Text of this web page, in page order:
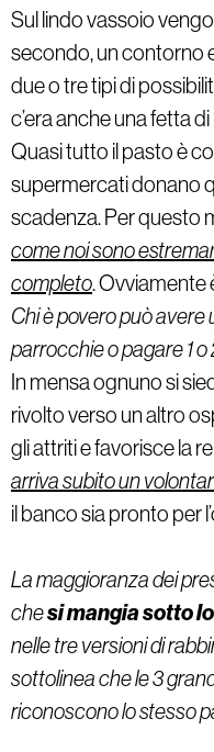
Sul lindo vassoio
secondo, un contorno
due o tre tipi di
c’era anche una fetta
Quasi tutto il pasto è
supermercati donano
scadenza. Per questo
come noi sono
completo. Ovviamente
Chi è povero può
parrocchie o pagare 1 o
In mensa ognuno si
rivolto verso un altro
gli attriti e favorisce la
arriva subito un
il banco sia pronto per
La maggioranza dei
chesi mangia sotto
nelle tre versioni di
sottolinea che le 3
riconoscono lo stesso